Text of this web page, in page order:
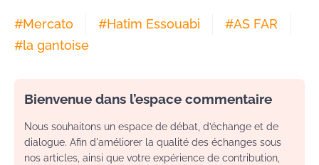
#Mercato #Hatim Essouabi #AS FAR
#la gantoise
Bienvenue dans l’espace commentaire
Nous souhaitons un espace de débat, d’échange et de
dialogue. Afin d'améliorer la qualité des échanges sous
nos articles, ainsi que votre expérience de contribution,